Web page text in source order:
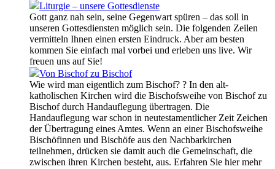
Liturgie – unsere Gottesdienste
Gott ganz nah sein, seine Gegenwart spüren – das soll in
unseren Gottesdiensten möglich sein. Die folgenden Zeilen
vermitteln Ihnen einen ersten Eindruck. Aber am besten
kommen Sie einfach mal vorbei und erleben uns live. Wir
freuen uns auf Sie!
Von Bischof zu Bischof
Wie wird man eigentlich zum Bischof? ? In den alt-
katholischen Kirchen wird die Bischofsweihe von Bischof zu
Bischof durch Handauflegung übertragen. Die
Handauflegung war schon in neutestamentlicher Zeit Zeichen
der Übertragung eines Amtes. Wenn an einer Bischofsweihe
Bischöfinnen und Bischöfe aus den Nachbarkirchen
teilnehmen, drücken sie damit auch die Gemeinschaft, die
zwischen ihren Kirchen besteht, aus. Erfahren Sie hier mehr